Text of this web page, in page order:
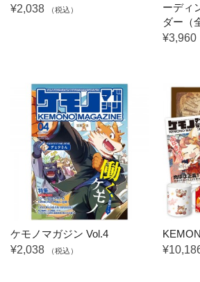
¥2,038
（税込）
ーディ
ダー（
¥3,960
ケモノマガジン Vol.4
¥2,038
（税込）